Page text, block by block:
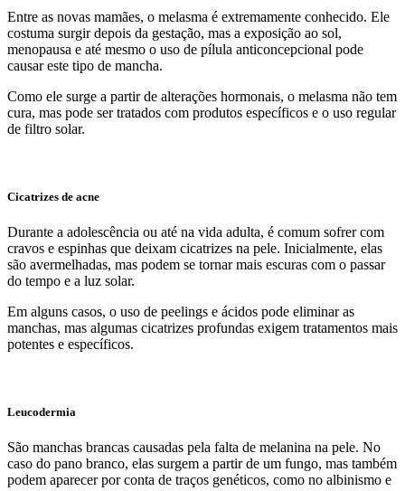
Entre as novas mamães, o melasma é extremamente conhecido. Ele
costuma surgir depois da gestação, mas a exposição ao sol,
menopausa e até mesmo o uso de pílula anticoncepcional pode
causar este tipo de mancha.
Como ele surge a partir de alterações hormonais, o melasma não tem
cura, mas pode ser tratados com produtos específicos e o uso regular
de filtro solar.
Cicatrizes de acne
Durante a adolescência ou até na vida adulta, é comum sofrer com
cravos e espinhas que deixam cicatrizes na pele. Inicialmente, elas
são avermelhadas, mas podem se tornar mais escuras com o passar
do tempo e a luz solar.
Em alguns casos, o uso de peelings e ácidos pode eliminar as
manchas, mas algumas cicatrizes profundas exigem tratamentos mais
potentes e específicos.
Leucodermia
São manchas brancas causadas pela falta de melanina na pele. No
caso do pano branco, elas surgem a partir de um fungo, mas também
podem aparecer por conta de traços genéticos, como no albinismo e